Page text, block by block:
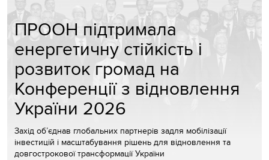
ПРООН підтримала
енергетичну стійкість і
розвиток громад на
Конференції з відновлення
України 2026
Захід об’єднав глобальних партнерів задля мобілізації
інвестицій і масштабування рішень для відновлення та
довгострокової трансформації України